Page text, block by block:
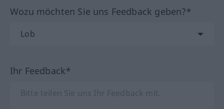
Wozu möchten Sie uns Feedback geben?*
Ihr Feedback*